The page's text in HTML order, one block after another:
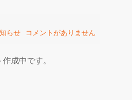
らせ コメントがありません
成中です。